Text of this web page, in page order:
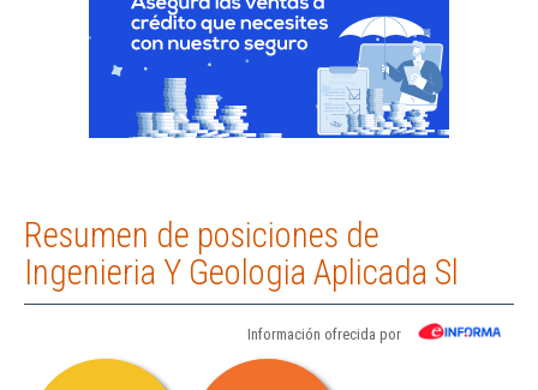
Resumen de posiciones de
Ingenieria Y Geologia Aplicada Sl
Información ofrecida por